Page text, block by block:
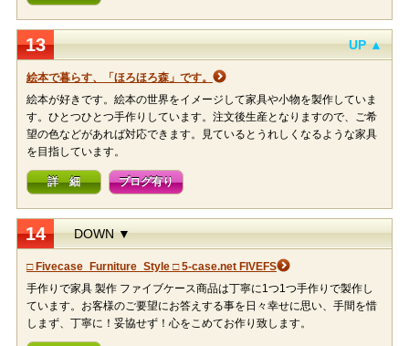
13 UP ▲
絵本で暮らす、「ほろほろ森」です。
絵本が好きです。絵本の世界をイメージして家具や小物を製作していま
す。ひとつひとつ手作りしています。注文後生産となりますので、ご希
望の色などがあれば対応できます。見ているとうれしくなるような家具
を目指しています。
詳 細 ブログ有り
14 DOWN ▼
□ Fivecase_Furniture_Style □ 5-case.net FIVEFS
手作りで家具 製作 ファイブケース商品は丁寧に1つ1つ手作りで製作し
ています。お客様のご要望にお答えする事を日々幸せに思い、手間を惜
しまず、丁寧に！妥協せず！心をこめてお作り致します。